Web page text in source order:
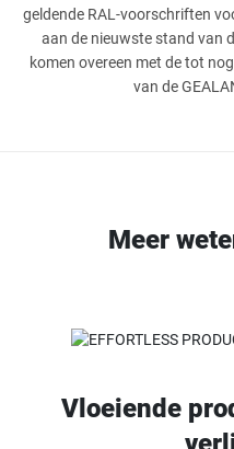
geldende RAL-voorschriften
aan de nieuwste stand van
komen overeen met de tot
van de
Meer
Vloeiende